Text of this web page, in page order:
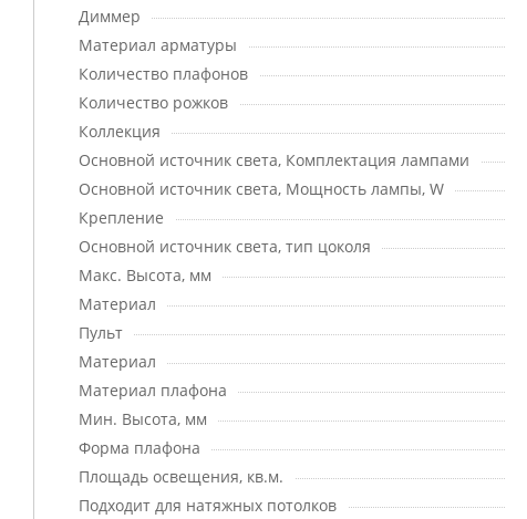
Диммер
Материал арматуры
Количество плафонов
Количество рожков
Коллекция
Основной источник света, Комплектация лампами
Основной источник света, Мощность лампы, W
Крепление
Основной источник света, тип цоколя
Макс. Высота, мм
Материал
Пульт
Материал
Материал плафона
Мин. Высота, мм
Форма плафона
Площадь освещения, кв.м.
Подходит для натяжных потолков